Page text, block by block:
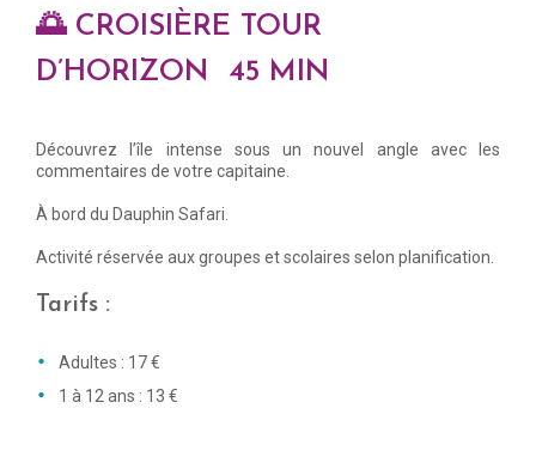
🌅 CROISIÈRE TOUR
D’HORIZON 45 MIN
Découvrez l’île intense sous un nouvel angle avec les
commentaires de votre capitaine.
À bord du Dauphin Safari.
Activité réservée aux groupes et scolaires selon planification.
Tarifs :
Adultes : 17 €
1 à 12 ans : 13 €